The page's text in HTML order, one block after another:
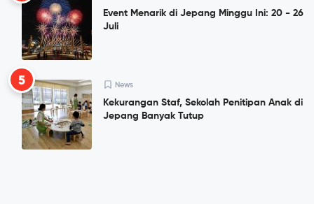
Event Menarik di Jepang Minggu Ini: 20 - 26
Juli
5 News
Kekurangan Staf, Sekolah Penitipan Anak di
Jepang Banyak Tutup